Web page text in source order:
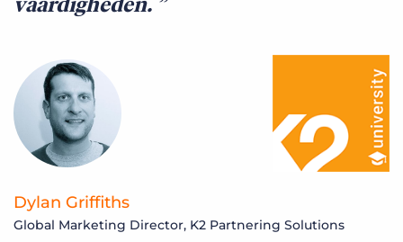
Dylan Griffiths
Global Marketing Director, K2 Partnering Solutions